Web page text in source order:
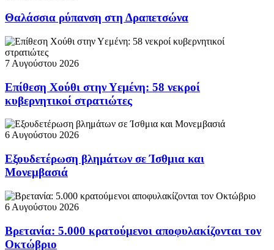
Θαλάσσια ρύπανση στη Δραπετσώνα
7 Αυγούστου 2026
Επίθεση Χούθι στην Υεμένη: 58 νεκροί
κυβερνητικοί στρατιώτες
6 Αυγούστου 2026
Εξουδετέρωση βλημάτων σε Ίσθμια και
Μονεμβασιά
6 Αυγούστου 2026
Βρετανία: 5.000 κρατούμενοι αποφυλακίζονται τον
Οκτώβριο